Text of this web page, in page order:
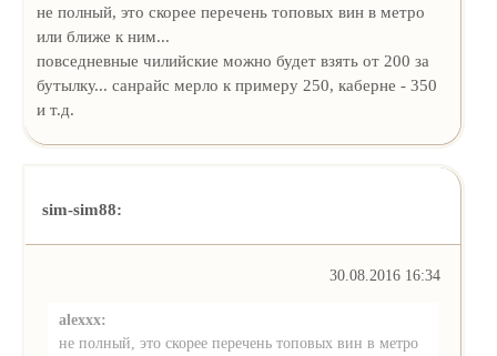
не полный, это скорее перечень топовых вин в метро
или ближе к ним...
повседневные чилийские можно будет взять от 200 за
бутылку... санрайс мерло к примеру 250, каберне - 350
и т.д.
sim-sim88:
30.08.2016 16:34
alexxx:
не полный, это скорее перечень топовых вин в метро